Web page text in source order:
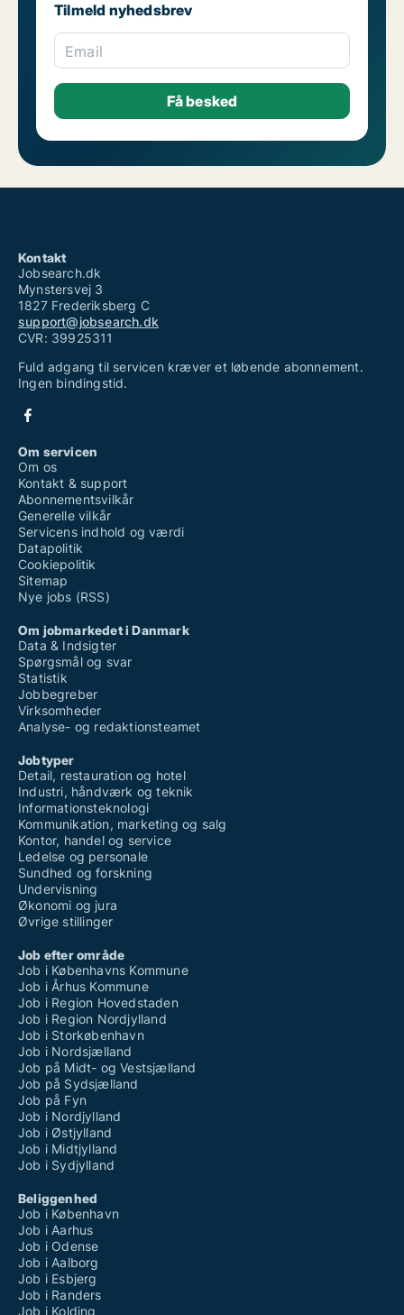
Tilmeld nyhedsbrev
Email
Kontakt
Jobsearch.dk
Mynstersvej 3
1827 Frederiksberg C
support@jobsearch.dk
CVR: 39925311
Fuld adgang til servicen kræver et løbende abonnement.
Ingen bindingstid.
Om servicen
Om os
Kontakt & support
Abonnementsvilkår
Generelle vilkår
Servicens indhold og værdi
Datapolitik
Cookiepolitik
Sitemap
Nye jobs (RSS)
Om jobmarkedet i Danmark
Data & Indsigter
Spørgsmål og svar
Statistik
Jobbegreber
Virksomheder
Analyse- og redaktionsteamet
Jobtyper
Detail, restauration og hotel
Industri, håndværk og teknik
Informationsteknologi
Kommunikation, marketing og salg
Kontor, handel og service
Ledelse og personale
Sundhed og forskning
Undervisning
Økonomi og jura
Øvrige stillinger
Job efter område
Job i Københavns Kommune
Job i Århus Kommune
Job i Region Hovedstaden
Job i Region Nordjylland
Job i Storkøbenhavn
Job i Nordsjælland
Job på Midt- og Vestsjælland
Job på Sydsjælland
Job på Fyn
Job i Nordjylland
Job i Østjylland
Job i Midtjylland
Job i Sydjylland
Beliggenhed
Job i København
Job i Aarhus
Job i Odense
Job i Aalborg
Job i Esbjerg
Job i Randers
Job i Kolding